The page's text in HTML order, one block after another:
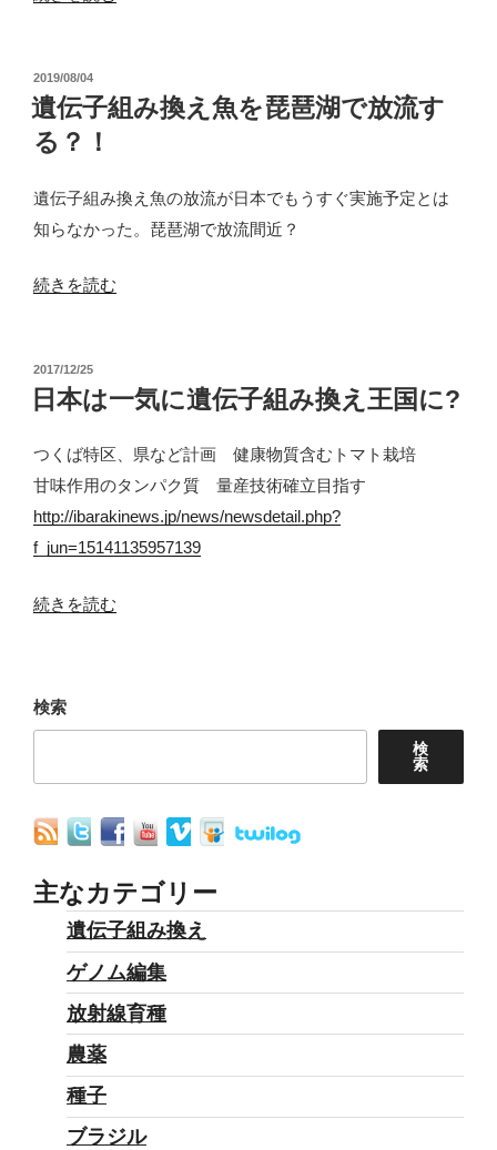
支
え
る
伝
子
企
業
破
綻
寸
前”
投
稿
日:
2019/08/04
遺伝子組み換え魚を琵琶湖で放流す
る？！
遺伝子組み換え魚の放流が日本でもうすぐ実施予定とは
知らなかった。琵琶湖で放流間近？
“遺
組
み
を
琵
琶
流
る？！”
続きを読む
投
稿
日:
2017/12/25
日本は一気に遺伝子組み換え王国に?
つくば特区、県など計画 健康物質含むトマト栽培
甘味作用のタンパク質 量産技術確立目指す
http://ibarakinews.jp/news/newsdetail.php?
f_jun=15141135957139
“日
一
気
遺
伝
子
組
続きを読む
検索
検
索
主なカテゴリー
遺伝子組み換え
ゲノム編集
放射線育種
農薬
種子
ブラジル